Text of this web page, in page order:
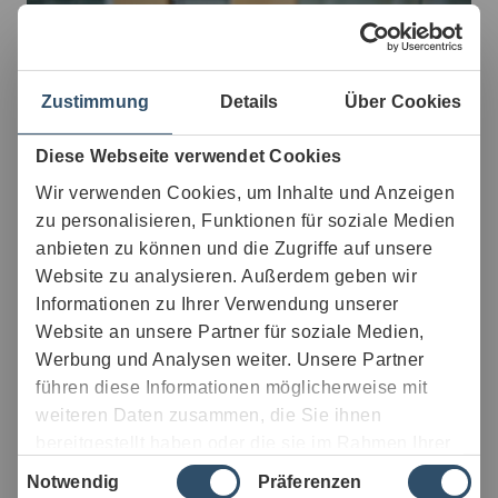
Zustimmung Details Über Cookies
Diese Webseite verwendet Cookies
Wir verwenden Cookies, um Inhalte und Anzeigen
zu personalisieren, Funktionen für soziale Medien
anbieten zu können und die Zugriffe auf unsere
Website zu analysieren. Außerdem geben wir
Informationen zu Ihrer Verwendung unserer
Website an unsere Partner für soziale Medien,
Werbung und Analysen weiter. Unsere Partner
führen diese Informationen möglicherweise mit
weiteren Daten zusammen, die Sie ihnen
Nutzung der Dienste gesammelt haben.
Einwilligungsauswahl
Notwendig Präferenzen
Bei uns erwartet dich ein großartiges Arbeits- und
Entwicklungsumfeld mit attraktiven Aufgaben, sicheren
Arbeitsplätzen und spannenden Perspektiven.
Ob als Werkstudent (w/m/d), dualer Student (w/m/d)
bei uns findest du echte Chancen, Verantwortung zu
übernehmen, deine Stärken auszubauen und deinen